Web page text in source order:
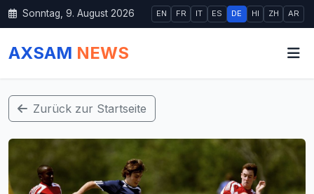
Sonntag, 9. August 2026 EN FR IT ES DE HI ZH AR
AXSAM NEWS
Zurück zur Startseite